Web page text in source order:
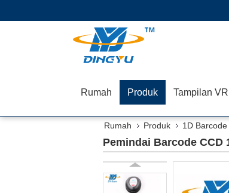
Rumah Produk Tampilan VR
Rumah Produk 1D
Pemindai Barcode